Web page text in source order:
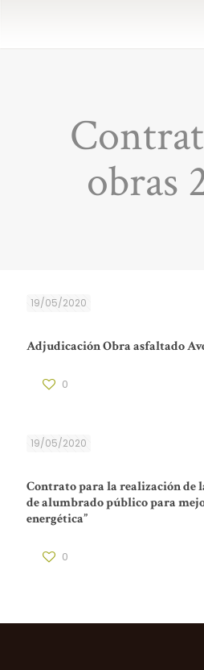
obras
19/05/2020
Adjudicación Obra asfaltado
0
19/05/2020
Contrato para la realización de
de alumbrado público para
energética”
0